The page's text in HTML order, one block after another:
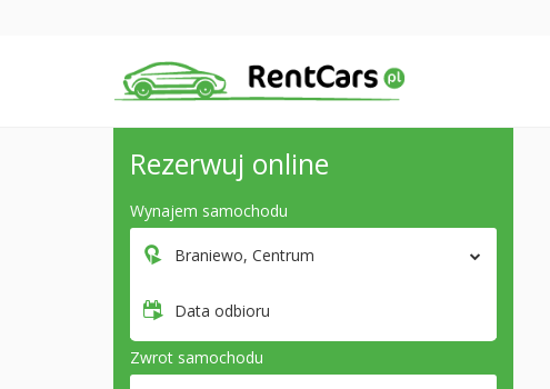
Rezerwuj online
Wynajem samochodu
Braniewo, Centrum
Data odbioru
Zwrot samochodu